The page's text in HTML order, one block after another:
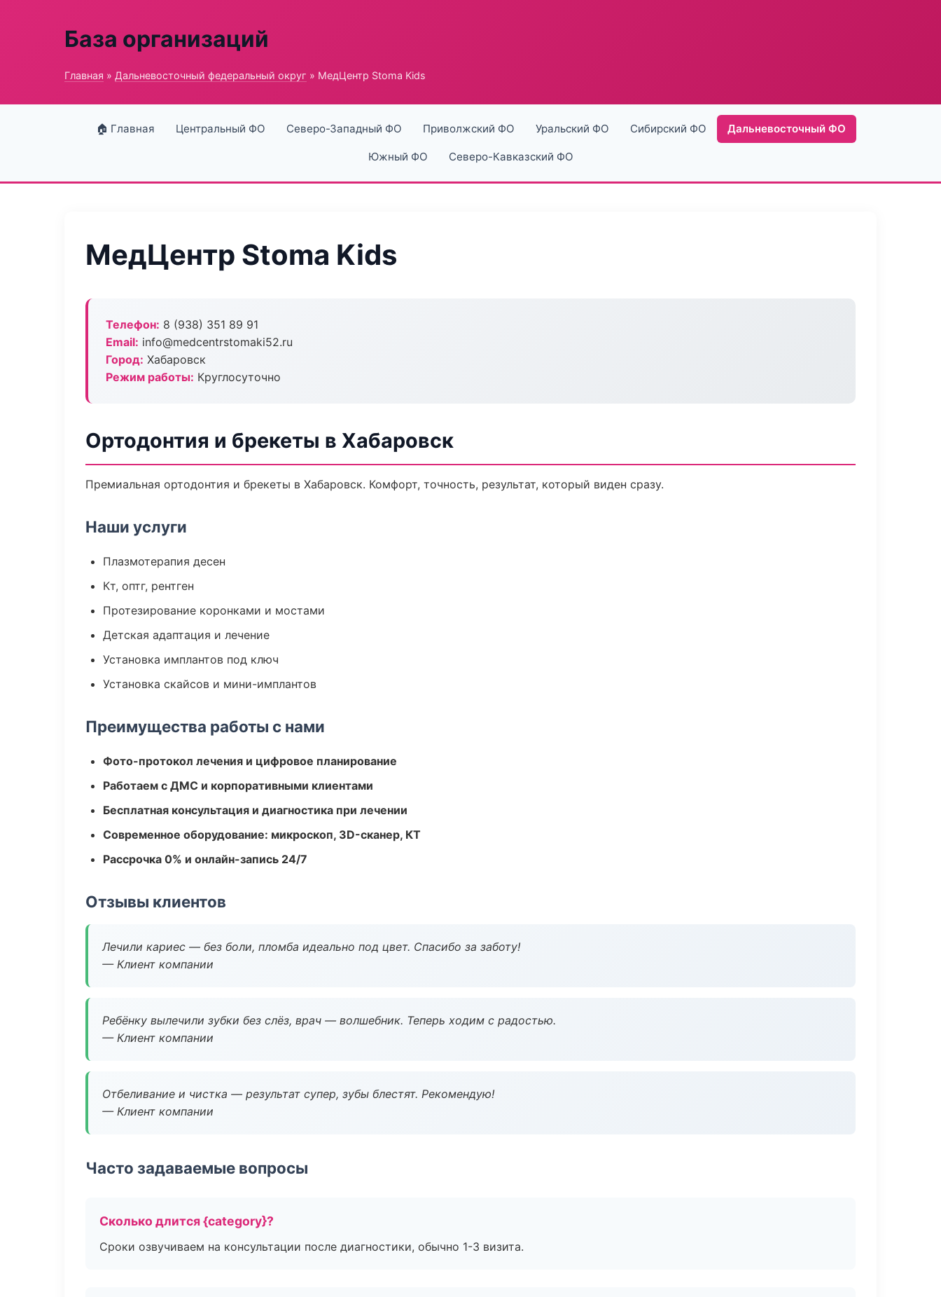
База организаций
Главная » Дальневосточный федеральный округ » МедЦентр Stoma Kids
🏠 Главная Центральный ФО Северо-Западный ФО Приволжский ФО Уральский ФО Сибирский ФО Дальневосточный ФО
Южный ФО Северо-Кавказский ФО
МедЦентр Stoma Kids
Телефон: 8 (938) 351 89 91
Email: info@medcentrstomaki52.ru
Город: Хабаровск
Режим работы: Круглосуточно
Ортодонтия и брекеты в Хабаровск
Премиальная ортодонтия и брекеты в Хабаровск. Комфорт, точность, результат, который виден сразу.
Наши услуги
Плазмотерапия десен
Кт, оптг, рентген
Протезирование коронками и мостами
Детская адаптация и лечение
Установка имплантов под ключ
Установка скайсов и мини-имплантов
Преимущества работы с нами
Фото-протокол лечения и цифровое планирование
Работаем с ДМС и корпоративными клиентами
Бесплатная консультация и диагностика при лечении
Современное оборудование: микроскоп, 3D-сканер, КТ
Рассрочка 0% и онлайн-запись 24/7
Отзывы клиентов
Лечили кариес — без боли, пломба идеально под цвет. Спасибо за заботу!
— Клиент компании
Ребёнку вылечили зубки без слёз, врач — волшебник. Теперь ходим с радостью.
— Клиент компании
Отбеливание и чистка — результат супер, зубы блестят. Рекомендую!
— Клиент компании
Часто задаваемые вопросы
Сколько длится {category}?
Сроки озвучиваем на консультации после диагностики, обычно 1-3 визита.